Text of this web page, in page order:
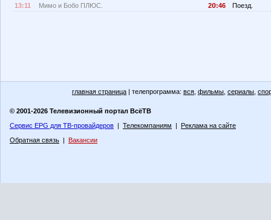
13:11
Мимо и Бобо ПЛЮС.
2
:46 Поезд.
главная страница | телепрограмма: вся фильмы сериалы
© 2001-2026 Телевизионный портал ВсёТВ
Сервис EPG для ТВ-провайдеров | Телекомпаниям | Реклама на сайте
Обратная связь | Вакансии